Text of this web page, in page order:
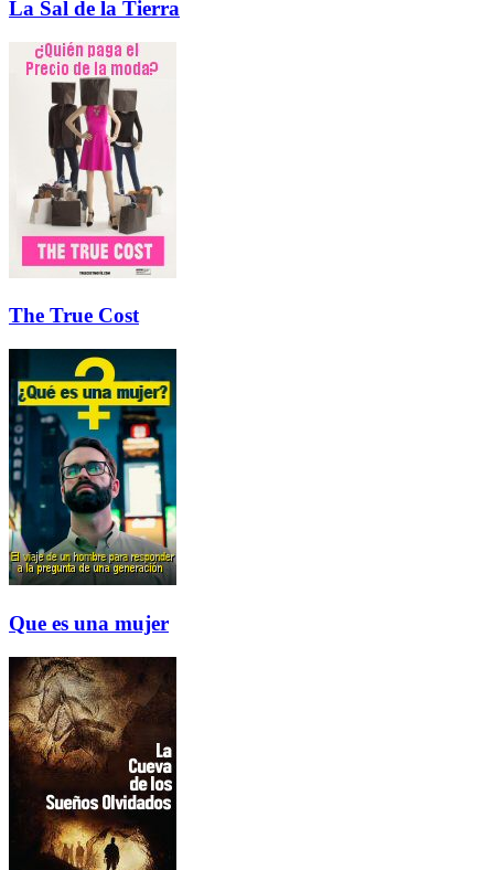
La Sal de la Tierra
The True Cost
Que es una mujer